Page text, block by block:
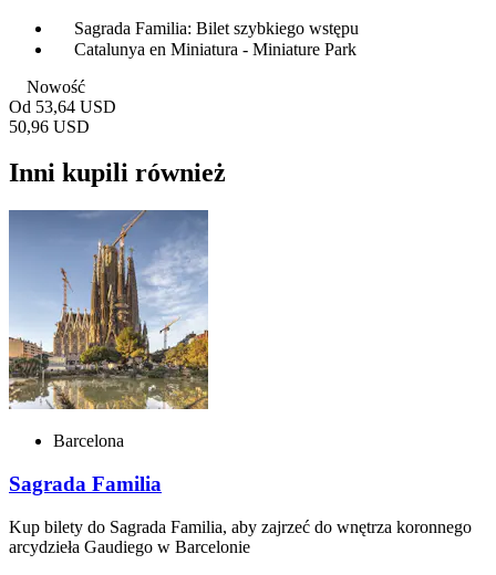
Sagrada Familia: Bilet szybkiego wstępu
Catalunya en Miniatura - Miniature Park
Nowość
Od 53,64 USD
50,96 USD
Inni kupili również
Barcelona
Sagrada Familia
Kup bilety do Sagrada Familia, aby zajrzeć do wnętrza koronnego
arcydzieła Gaudiego w Barcelonie